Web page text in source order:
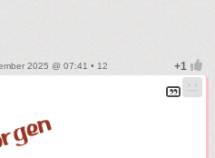
2025 @ 07:41 • 12